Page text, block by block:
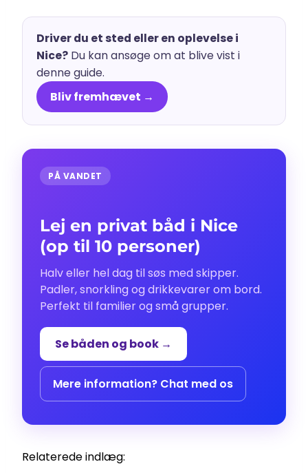
Driver du et sted eller en oplevelse i
Nice? Du kan ansøge om at blive vist i
denne guide.
Bliv fremhævet →
PÅ VANDET
Lej en privat båd i Nice
(op til 10 personer)
Halv eller hel dag til søs med skipper.
Padler, snorkling og drikkevarer om bord.
Perfekt til familier og små grupper.
Se båden og book →
Mere information? Chat med os
Relaterede indlæg: